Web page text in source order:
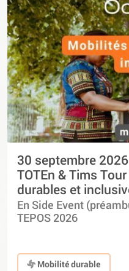
30 septembre
TOTEn & Tims
durables et
En Side Event
TEPOS 2026
Mobilité durable